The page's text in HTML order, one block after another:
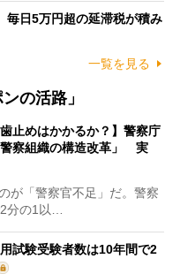
日5万円超の延滞税が積み
一覧を見る
の活路」
止めはかかるか？】警察庁
察組織の構造改革」 実
が「警察官不足」だ。警察
分の1以…
試験受験者数は10年間で2